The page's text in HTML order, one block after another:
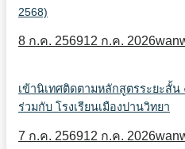
2568)
8 ก.ค. 256912 ก.ค. 2026
เข้านิเทศติดตามหลักสูตรระยะสั้
ร่วมกับ โรงเรียนเมืองปานวิทยา
7 ก.ค. 256912 ก.ค. 2026